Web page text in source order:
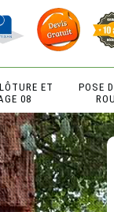
ET
08
POSE